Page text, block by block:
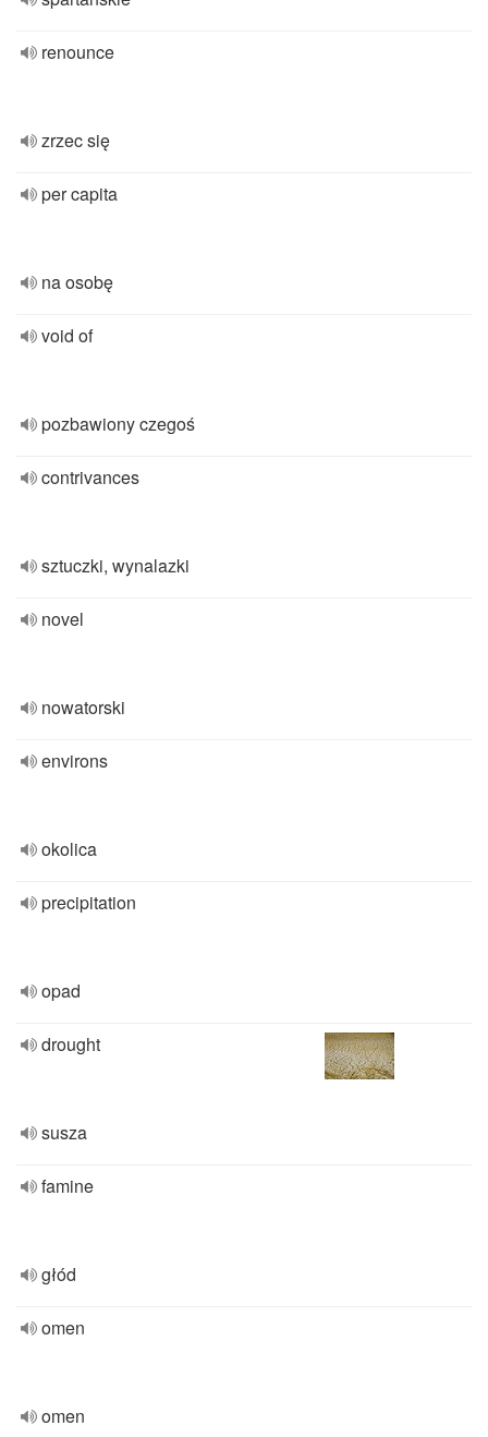
renounce
zrzec się
per capita
na osobę
void of
pozbawiony czegoś
contrivances
sztuczki, wynalazki
novel
nowatorski
environs
okolica
precipitation
opad
drought
susza
famine
głód
omen
omen